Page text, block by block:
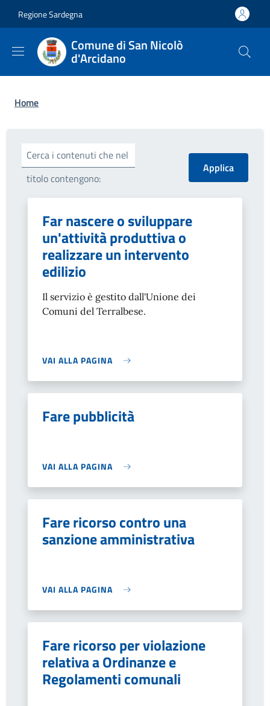
Regione Sardegna
Comune di San Nicolò
d'Arcidano
Briciole di pane
Home
Cerca i contenuti che nel
titolo contengono:
Far nascere o sviluppare
un'attività produttiva o
realizzare un intervento
edilizio
Il servizio è gestito dall'Unione dei
Comuni del Terralbese.
VAI ALLA PAGINA
Fare pubblicità
VAI ALLA PAGINA
Fare ricorso contro una
sanzione amministrativa
VAI ALLA PAGINA
Fare ricorso per violazione
relativa a Ordinanze e
Regolamenti comunali